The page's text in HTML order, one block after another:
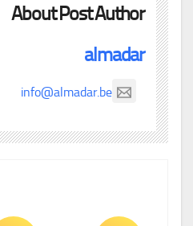
About Post Author
almadar
info@almadar.be